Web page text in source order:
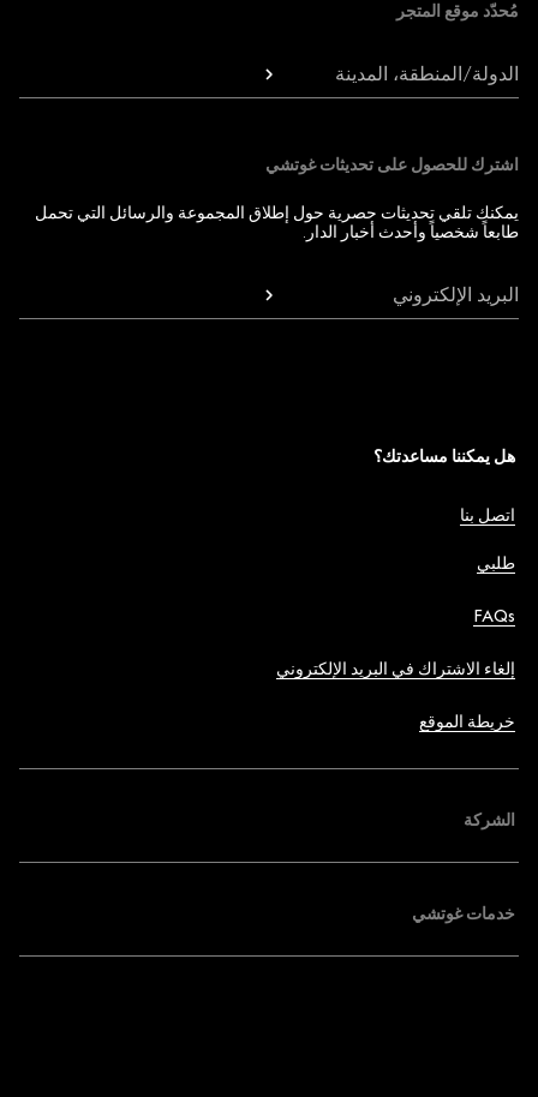
مُحدّد موقع المتجر
الدولة/المنطقة، المدينة
اشترك للحصول على تحديثات غوتشي
يمكنك تلقي تحديثات حصرية حول إطلاق المجموعة والرسائل التي تحمل
طابعاً شخصياً وأحدث أخبار الدار.
البريد الإلكتروني
هل يمكننا مساعدتك؟
اتصل بنا
طلبي
FAQs
إلغاء الاشتراك في البريد الإلكتروني
خريطة الموقع
الشركة
خدمات غوتشي